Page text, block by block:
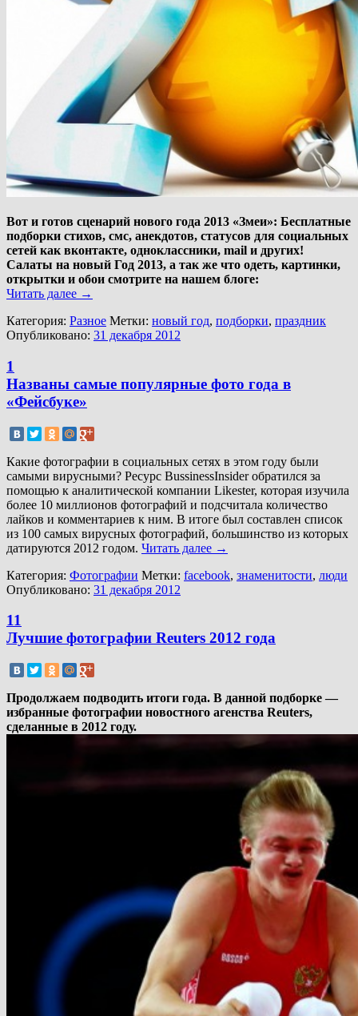
Вот и готов сценарий нового года 2013 «Змеи»: Бесплатные
подборки стихов, смс, анекдотов, статусов для социальных
сетей как вконтакте, одноклассники, mail и других!
Салаты на новый Год 2013, а так же что одеть, картинки,
открытки и обои смотрите на нашем блоге:
Читать далее →
Категория: Разное Метки: новый год, подборки, праздник
Опубликовано: 31 декабря 2012
1
Названы самые популярные фото года в
«Фейсбуке»
Какие фотографии в социальных сетях в этом году были
самыми вирусными? Ресурс BussinessInsider обратился за
помощью к аналитической компании Likester, которая изучила
более 10 миллионов фотографий и подсчитала количество
лайков и комментариев к ним. В итоге был составлен список
из 100 самых вирусных фотографий, большинство из которых
датируются 2012 годом. Читать далее →
Категория: Фотографии Метки: facebook, знаменитости, люди
Опубликовано: 31 декабря 2012
11
Лучшие фотографии Reuters 2012 года
Продолжаем подводить итоги года. В данной подборке —
избранные фотографии новостного агенства Reuters,
сделанные в 2012 году.